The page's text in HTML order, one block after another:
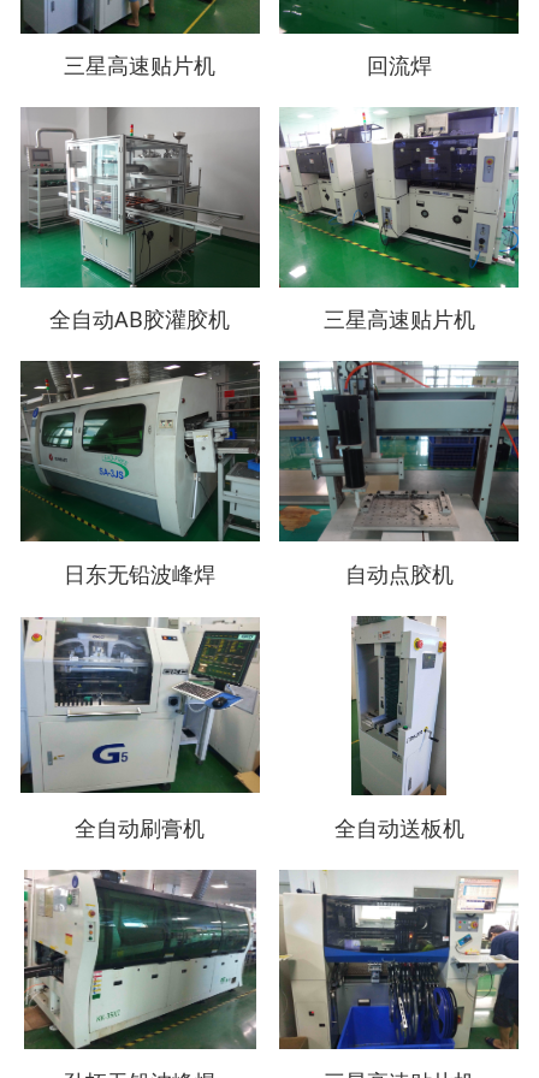
三星高速贴片机 回流焊
全自动AB胶灌胶机 三星高速贴片机
日东无铅波峰焊 自动点胶机
全自动刷膏机 全自动送板机